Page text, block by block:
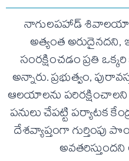
నాగులపహాడ్ శివాలయాల
అత్యంత అరుదైనదని,
సంరక్షించడం ప్రతి
అన్నారు. ప్రభుత్వం,
ఆలయాలను పరిరక్షించాలని
పనులు చేపట్టి పర్యాటక
దేశవ్యాప్తంగా గుర్తింపు